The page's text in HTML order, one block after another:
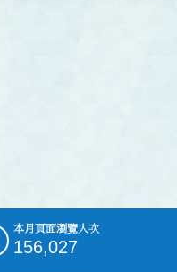
本月頁面瀏覽人次
156,027